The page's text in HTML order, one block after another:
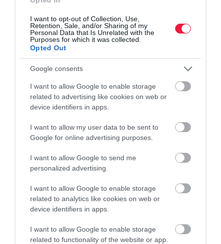
I want to opt-out of Collection, Use,
Retention, Sale, and/or Sharing of my
Personal Data that Is Unrelated with the
Purposes for which it was collected.
Opted Out
Google consents
I want to allow Google to enable storage
related to advertising like cookies on web or
device identifiers in apps.
I want to allow my user data to be sent to
Google for online advertising purposes.
I want to allow Google to send me
personalized advertising.
I want to allow Google to enable storage
related to analytics like cookies on web or
device identifiers in apps.
I want to allow Google to enable storage
related to functionality of the website or app.
előrelátóak a magyarok, és tudatosan készülnek arra, hogy az idei
és így…